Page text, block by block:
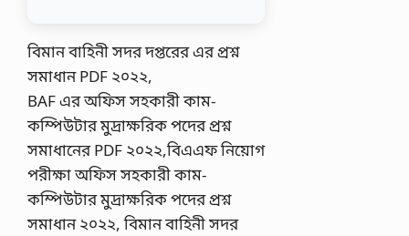
বিমান বাহিনী সদর দপ্তরের এর প্রশ্ন
সমাধান PDF ২০২২,
BAF এর অফিস সহকারী কাম-
কম্পিউটার মুদ্রাক্ষরিক পদের প্রশ্ন
সমাধানের PDF ২০২২,বিএএফ নিয়োগ
পরীক্ষা অফিস সহকারী কাম-
কম্পিউটার মুদ্রাক্ষরিক পদের প্রশ্ন
সমাধান ২০২২, বিমান বাহিনী সদর